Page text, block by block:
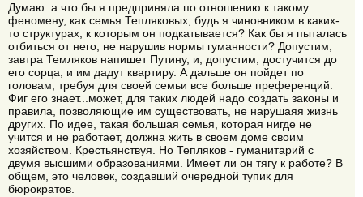
Думаю: а что бы я предприняла по отношению к такому
феномену, как семья Тепляковых, будь я чиновником в каких-
то структурах, к которым он подкатывается? Как бы я пыталась
отбиться от него, не нарушив нормы гуманности? Допустим,
завтра Темляков напишет Путину, и, допустим, достучится до
его сорца, и им дадут квартиру. А дальше он пойдет по
головам, требуя для своей семьи все больше преференций.
Фиг его знает...может, для таких людей надо создать законы и
правила, позволяющие им существовать, не нарушаяя жизнь
других. По идее, такая большая семья, которая нигде не
учится и не работает, должна жить в своем доме своим
хозяйством. Крестьянствуя. Но Тепляков - гуманитарий с
двумя высшими образованиями. Имеет ли он тягу к работе? В
общем, это человек, создавший очередной тупик для
бюрократов.